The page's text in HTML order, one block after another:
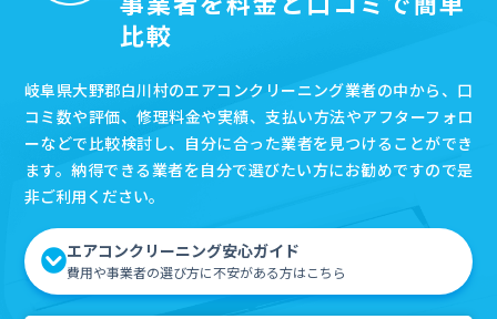
比較
岐阜県大野郡白川村のエアコンクリーニング業者の中から、口
コミ数や評価、修理料金や実績、支払い方法やアフターフォロ
ーなどで比較検討し、自分に合った業者を見つけることができ
ます。納得できる業者を自分で選びたい方にお勧めですので是
非ご利用ください。
エアコンクリーニング安心ガイド
費用や事業者の選び方に不安がある方はこちら